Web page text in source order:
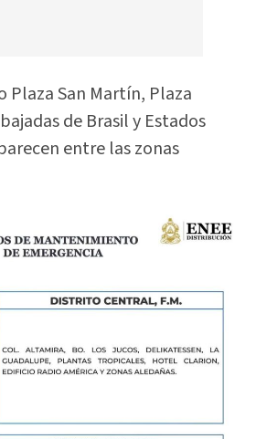
San Martín, Plaza
de Brasil y Estados
entre las zonas